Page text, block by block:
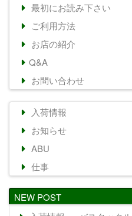
最初にお読み下さい
ご利用方法
お店の紹介
Q&A
お問い合わせ
入荷情報
お知らせ
ABU
仕事
NEW POST